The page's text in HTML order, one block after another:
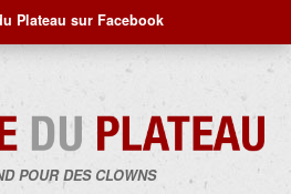
Plateau sur Facebook
POUR DES CLOWNS